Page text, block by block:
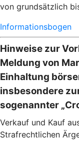
von grundsätzlich
Informationsbogen
Hinweise zur
Meldung von
Einhaltung
insbesondere
sogenannter
Verkauf und Kauf
Strafrechtlichen